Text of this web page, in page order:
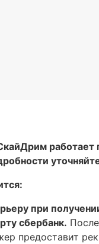
работает
при
сбербанк.
предоставит